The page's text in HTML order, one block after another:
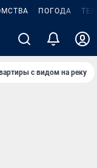
ПОГОДА
с видом на реку